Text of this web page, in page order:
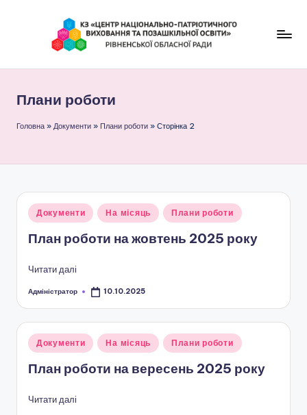
"
Ц
т
р
н
а
ц
і
о
н
а
л
Плани роботи
Головна » Документи » Плани роботи » Сторінка 2
Опубліковано
Документи На місяць Плани роботи
План роботи на жовтень 2025 року
Читати далі
Опубліковано
Адміністратор 10.10.2025
Опубліковано
Документи На місяць Плани роботи
План роботи на вересень 2025 року
Читати далі